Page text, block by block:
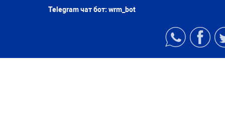
Telegram чат бот: wrm_bot